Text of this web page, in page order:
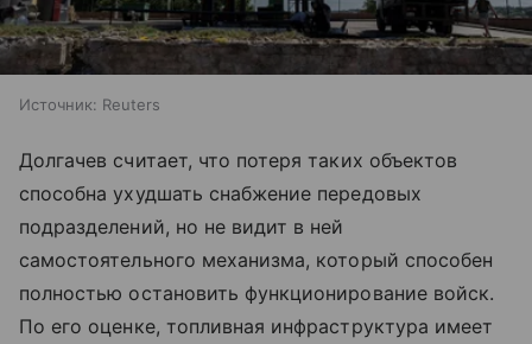
Источник: Reuters
Долгачев считает, что потеря таких объектов
способна ухудшать снабжение передовых
подразделений, но не видит в ней
самостоятельного механизма, который способен
полностью остановить функционирование войск.
По его оценке, топливная инфраструктура имеет